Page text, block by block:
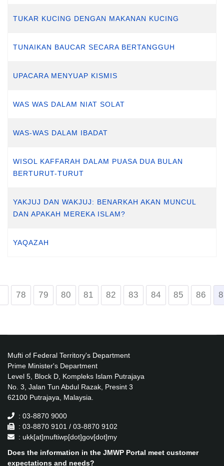
TUKAR KUCING DENGAN MAKANAN KUCING
TUNAIKAN BAUCAR SECARA BERTANGGUH
UPACARA MENYUAP KISMIS
WAS WAS DALAM NIAT SOLAT
WAS-WAS DALAM IBADAT
WISOL KAFFARAH DALAM PUASA DUA BULAN
BERTURUT-TURUT
YAKJUJ DAN WAKJUJ: BENARKAH AKAN MUNCUL
DAN APAKAH MEREKA ISLAM?
YAQAZAH
78 79 80 81 82 83 84 85 86
Mufti of Federal Territory's Department
Prime Minister's Department
Level 5, Block D, Kompleks Islam Putrajaya
No. 3, Jalan Tun Abdul Razak, Presint 3
62100 Putrajaya, Malaysia.
: 03-8870 9000
: 03-8870 9101 / 03-8870 9102
: ukk[at]muftiwp[dot]gov[dot]my
Does the information in the JMWP Portal meet customer
expectations and needs?